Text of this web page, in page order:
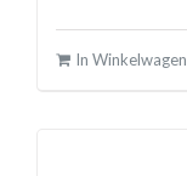
In Winkelwagen